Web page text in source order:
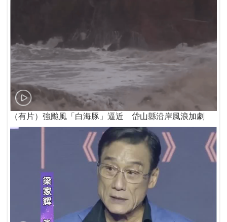
（有片）強颱風「白海豚」逼近 岱山縣沿岸風浪加劇